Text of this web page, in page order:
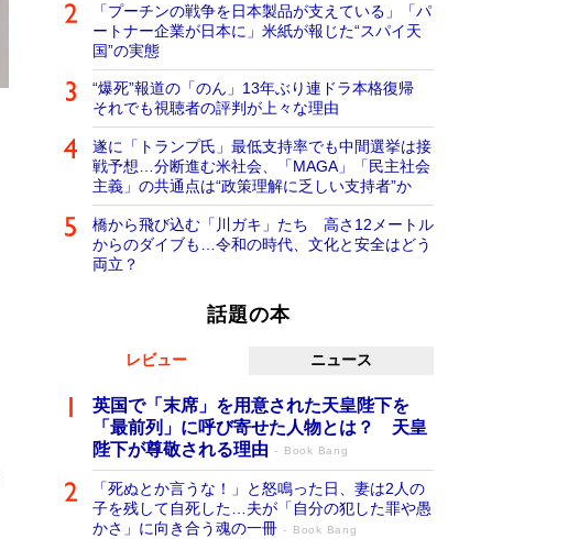
「プーチンの戦争を日本製品が支えている」「パ
ートナー企業が日本に」米紙が報じた“スパイ天
国”の実態
“爆死”報道の「のん」13年ぶり連ドラ本格復帰
それでも視聴者の評判が上々な理由
遂に「トランプ氏」最低支持率でも中間選挙は接
戦予想…分断進む米社会、「MAGA」「民主社会
主義」の共通点は“政策理解に乏しい支持者”か
橋から飛び込む「川ガキ」たち 高さ12メートル
からのダイブも…令和の時代、文化と安全はどう
両立？
話題の本
レビュー ニュース
英国で「末席」を用意された天皇陛下を
「最前列」に呼び寄せた人物とは？ 天皇
陛下が尊敬される理由
Book Bang
「死ぬとか言うな！」と怒鳴った日、妻は2人の
子を残して自死した…夫が「自分の犯した罪や愚
かさ」に向き合う魂の一冊
Book Bang